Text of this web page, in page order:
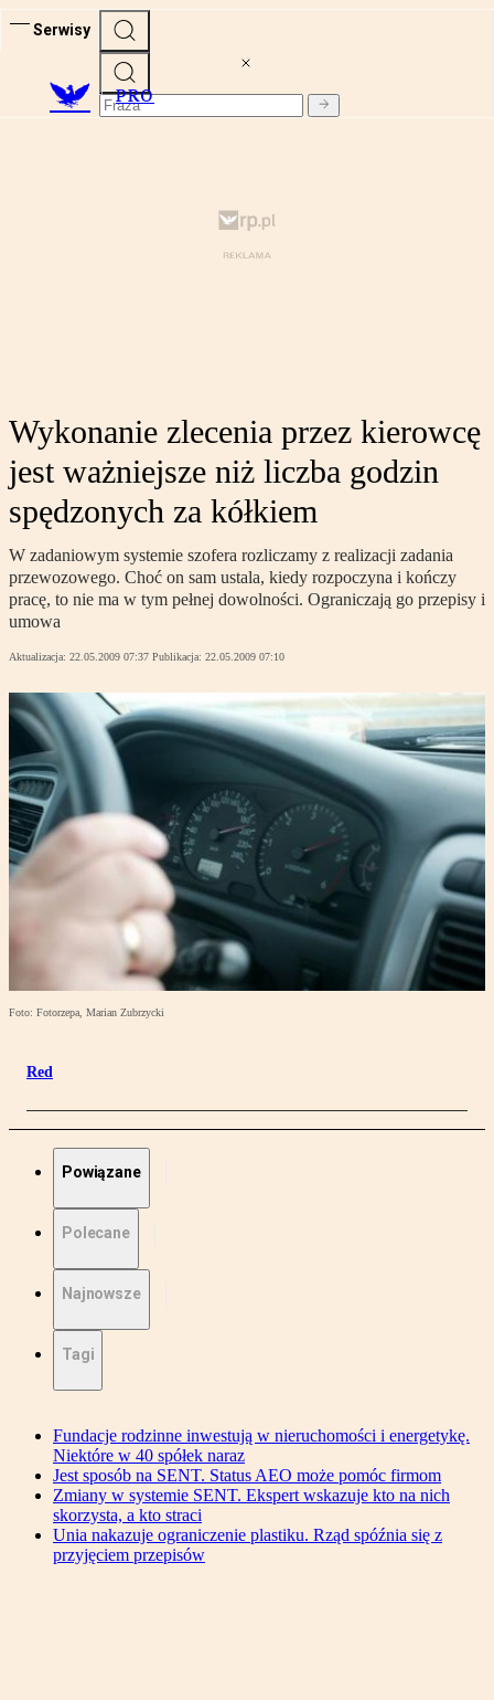
Serwisy
PRO
Wykonanie zlecenia przez kierowcę
jest ważniejsze niż liczba godzin
spędzonych za kółkiem
W zadaniowym systemie szofera rozliczamy z realizacji zadania
przewozowego. Choć on sam ustala, kiedy rozpoczyna i kończy
pracę, to nie ma w tym pełnej dowolności. Ograniczają go przepisy i
umowa
Aktualizacja: 22.05.2009 07:37 Publikacja: 22.05.2009 07:10
Foto: Fotorzepa, Marian Zubrzycki
Red
Powiązane
Polecane
Najnowsze
Tagi
Fundacje rodzinne inwestują w nieruchomości i energetykę.
Niektóre w 40 spółek naraz
Jest sposób na SENT. Status AEO może pomóc firmom
Zmiany w systemie SENT. Ekspert wskazuje kto na nich
skorzysta, a kto straci
Unia nakazuje ograniczenie plastiku. Rząd spóźnia się z
przyjęciem przepisów